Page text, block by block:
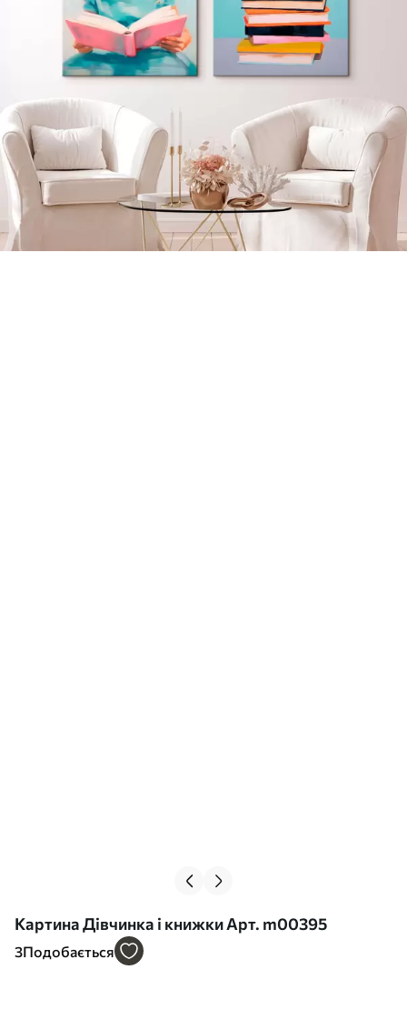
Картина Дівчинка і книжки Арт. m00395
3Подобається